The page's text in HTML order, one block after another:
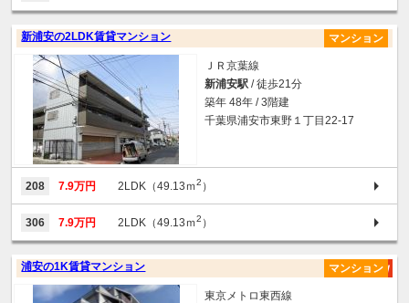
新浦安の2LDK賃貸マンション マンション
ＪＲ京葉線
新浦安駅 / 徒歩21分
築年 48年 / 3階建
千葉県浦安市東野１丁目22-17
208 7.9万円 2LDK（49.13ｍ2 ）
306 7.9万円 2LDK（49.13ｍ2 ）
浦安の1K賃貸マンション マンション
東京メトロ東西線